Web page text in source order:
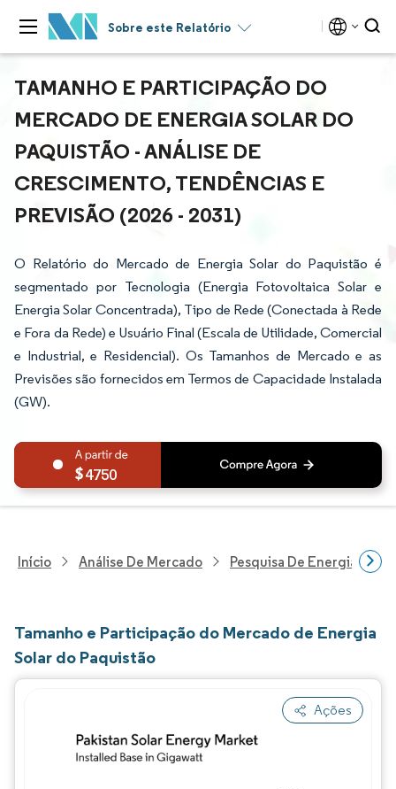
Sobre este Relatório
TAMANHO E PARTICIPAÇÃO DO
MERCADO DE ENERGIA SOLAR DO
PAQUISTÃO - ANÁLISE DE
CRESCIMENTO, TENDÊNCIAS E
PREVISÃO (2026 - 2031)
O Relatório do Mercado de Energia Solar do Paquistão é
segmentado por Tecnologia (Energia Fotovoltaica Solar e
Energia Solar Concentrada), Tipo de Rede (Conectada à Rede
e Fora da Rede) e Usuário Final (Escala de Utilidade, Comercial
e Industrial, e Residencial). Os Tamanhos de Mercado e as
Previsões são fornecidos em Termos de Capacidade Instalada
(GW).
4750
Início Análise De Mercado Pesquisa De Energia E
Tamanho e Participação do Mercado de Energia
Solar do Paquistão
Ações